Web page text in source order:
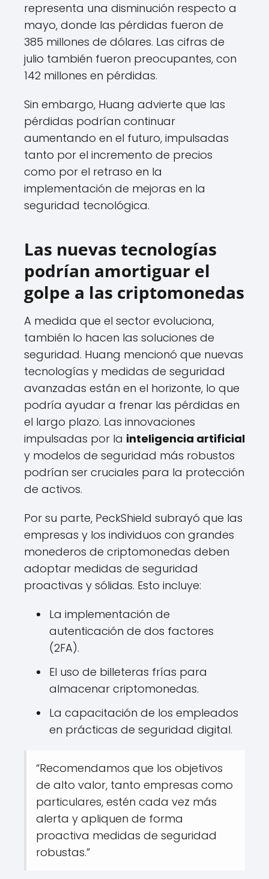
representa una disminución respecto a
mayo, donde las pérdidas fueron de
385 millones de dólares. Las cifras de
julio también fueron preocupantes, con
142 millones en pérdidas.
Sin embargo, Huang advierte que las
pérdidas podrían continuar
aumentando en el futuro, impulsadas
tanto por el incremento de precios
como por el retraso en la
implementación de mejoras en la
seguridad tecnológica.
Las nuevas tecnologías
podrían amortiguar el
golpe a las criptomonedas
A medida que el sector evoluciona,
también lo hacen las soluciones de
seguridad. Huang mencionó que nuevas
tecnologías y medidas de seguridad
avanzadas están en el horizonte, lo que
podría ayudar a frenar las pérdidas en
el largo plazo. Las innovaciones
impulsadas por la inteligencia artificial
y modelos de seguridad más robustos
podrían ser cruciales para la protección
de activos.
Por su parte, PeckShield subrayó que las
empresas y los individuos con grandes
monederos de criptomonedas deben
adoptar medidas de seguridad
proactivas y sólidas. Esto incluye:
La implementación de
autenticación de dos factores
(2FA).
El uso de billeteras frías para
almacenar criptomonedas.
La capacitación de los empleados
en prácticas de seguridad digital.
“Recomendamos que los objetivos
de alto valor, tanto empresas como
particulares, estén cada vez más
alerta y apliquen de forma
proactiva medidas de seguridad
robustas.”